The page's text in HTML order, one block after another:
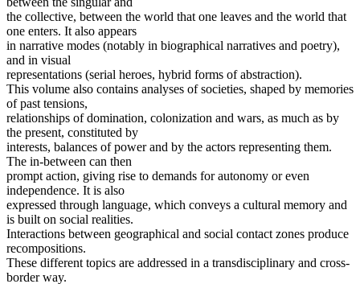
the collective, between the world that one leaves and the world that
one enters. It also appears
in narrative modes (notably in biographical narratives and poetry),
and in visual
representations (serial heroes, hybrid forms of abstraction).
This volume also contains analyses of societies, shaped by memories
of past tensions,
relationships of domination, colonization and wars, as much as by
the present, constituted by
interests, balances of power and by the actors representing them.
The in-between can then
prompt action, giving rise to demands for autonomy or even
independence. It is also
expressed through language, which conveys a cultural memory and
is built on social realities.
Interactions between geographical and social contact zones produce
recompositions.
These different topics are addressed in a transdisciplinary and cross-
border way.